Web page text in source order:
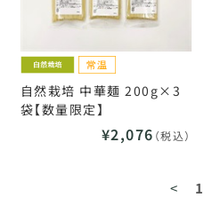
自然栽培 中華麺 200g×3
袋【数量限定】
¥2,076 （税込）
< 1